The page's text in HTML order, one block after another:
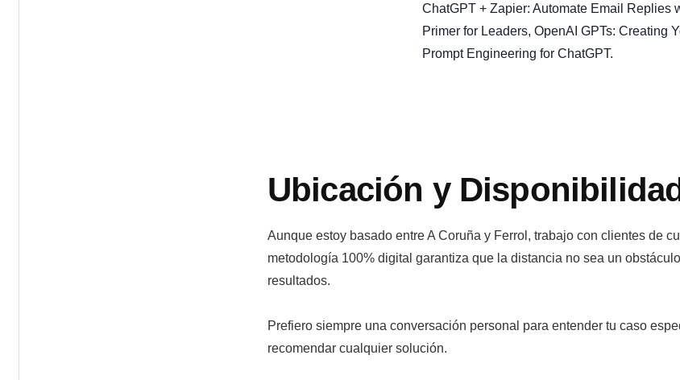
ChatGPT + Zapier: Automate Email Replies
Primer for Leaders, OpenAI GPTs: Creating
Prompt Engineering for ChatGPT.
Ubicación y
Aunque estoy basado entre A Coruña y Ferrol, trabajo con clientes de
metodología 100% digital garantiza que la distancia no sea un
resultados.
Prefiero siempre una conversación personal para entender tu caso
recomendar cualquier solución.